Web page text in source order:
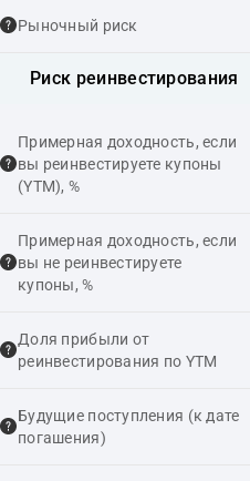
Рыночный риск
Риск реинвестирования
Примерная доходность, если
вы реинвестируете купоны
(YTM), %
Примерная доходность, если
вы не реинвестируете
купоны, %
Доля прибыли от
реинвестирования по YTM
Будущие поступления (к дате
погашения)